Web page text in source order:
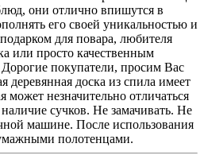
они отлично впишутся в
его своей уникальностью и
для повара, любителя
или просто качественным
покупатели, просим Вас
деревянная доска из спила имеет
может незначительно отличаться
сучков. Не замачивать. Не
машине. После использования
полотенцами.